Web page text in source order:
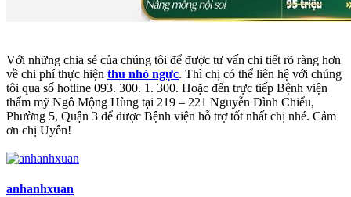
Với những chia sẻ của chúng tôi để được tư vấn chi tiết rõ ràng hơn
về chi phí thực hiện thu nhỏ ngực. Thì chị có thể liên hệ với chúng
tôi qua số hotline 093. 300. 1. 300. Hoặc đến trực tiếp Bệnh viện
thẩm mỹ Ngô Mộng Hùng tại 219 – 221 Nguyễn Đình Chiểu,
Phường 5, Quận 3 để được Bệnh viện hỗ trợ tốt nhất chị nhé. Cảm
ơn chị Uyên!
anhanhxuan